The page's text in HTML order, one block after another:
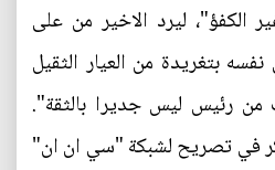
الكفؤ"، ليرد الاخير من على
بتغريدة من العيار الثقيل
من رئيس ليس جديرا بالثقة".
في تصريح لشبكة "سي ان ان"